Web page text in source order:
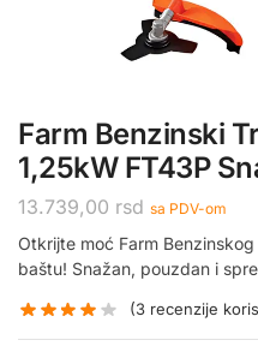
Farm Benzinski
1,25kW FT43P
13.739,00 rsd sa PDV-om
Otkrijte moć Farm
baštu! Snažan, pouzdan i
(3 recenzije